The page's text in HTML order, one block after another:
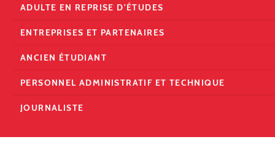
ADULTE EN REPRISE D'ÉTUDES
ENTREPRISES ET PARTENAIRES
ANCIEN ÉTUDIANT
PERSONNEL ADMINISTRATIF ET TECHNIQUE
JOURNALISTE